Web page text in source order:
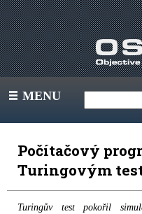
III MENU
Počítačový
Turingovým
Turingův test pokořil